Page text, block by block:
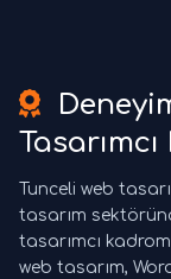
Tunceli web
tasarım
tasarımcı
web tasarım,